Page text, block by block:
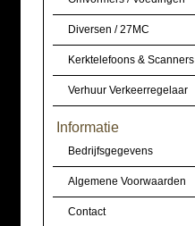
Diversen / 27MC
Kerktelefoons & Scanners
Verhuur Verkeerregelaar
Informatie
Bedrijfsgegevens
Algemene Voorwaarden
Contact